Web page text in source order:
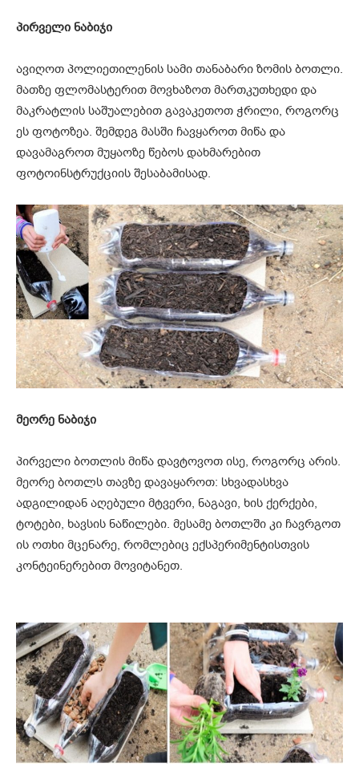
პირველი ნაბიჯი
ავიღოთ პოლიეთილენის სამი თანაბარი ზომის ბოთლი.
მათზე ფლომასტერით მოვხაზოთ მართკუთხედი და
მაკრატლის საშუალებით გავაკეთოთ ჭრილი, როგორც
ეს ფოტოზეა. შემდეგ მასში ჩავყაროთ მიწა და
დავამაგროთ მუყაოზე წებოს დახმარებით
ფოტოინსტრუქციის შესაბამისად.
მეორე ნაბიჯი
პირველი ბოთლის მიწა დავტოვოთ ისე, როგორც არის.
მეორე ბოთლს თავზე დავაყაროთ: სხვადასხვა
ადგილიდან აღებული მტვერი, ნაგავი, ხის ქერქები,
ტოტები, ხავსის ნაწილები. მესამე ბოთლში კი ჩავრგოთ
ის ოთხი მცენარე, რომლებიც ექსპერიმენტისთვის
კონტეინერებით მოვიტანეთ.